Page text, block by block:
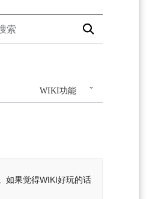
WIKI功能
如果觉得WIKI好玩的话